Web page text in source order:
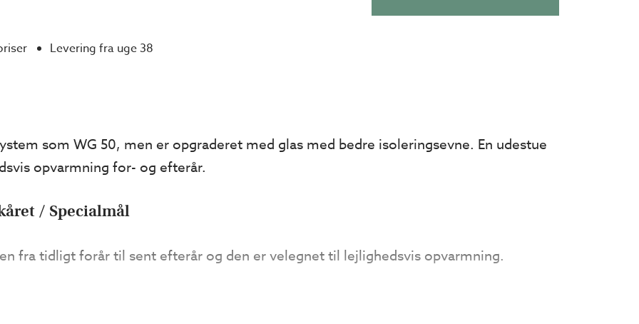
Levering fra uge 38
som WG 50, men er opgraderet med glas med bedre isoleringsevne. En udestue
opvarmning for- og efterår.
/ Specialmål
fra tidligt forår til sent efterår og den er velegnet til lejlighedsvis opvarmning.